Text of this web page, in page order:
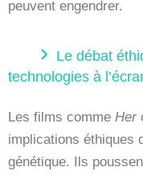
peuvent engendrer.
Le débat
technologies à
Les films comme Her
implications éthiques
génétique. Ils